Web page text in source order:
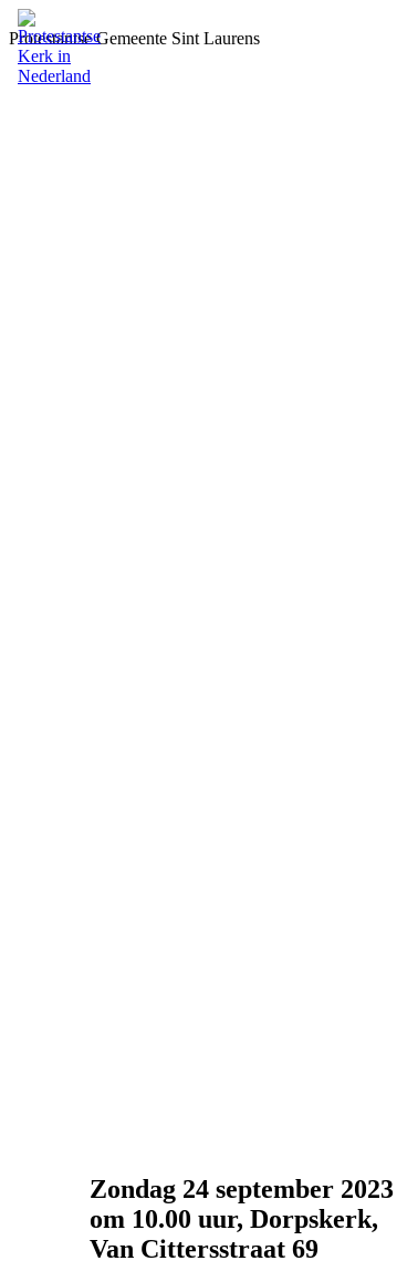
Protestantse Gemeente Sint Laurens
Zondag 24 september 2023
om 10.00 uur, Dorpskerk,
Van Cittersstraat 69